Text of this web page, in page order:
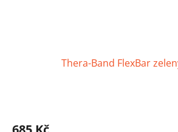
Thera-Band FlexBar
produktu